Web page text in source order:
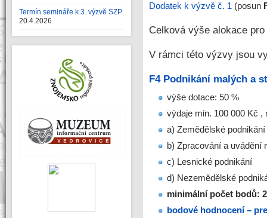
Termín semináře k 3. výzvě SZP
20.4.2026
Dodatek k výzvě č. 1 (posun
Celková výše alokace
V rámci této výzvy jsou
F4 Podnikání malých a
výše dotace: 50 %
výdaje min. 100 000 Kč ,
a) Zemědělské podnikání
b) Zpracování a uvádění
c) Lesnické podnikání
d) Nezemědělské
minimální počet bodů:
bodové hodnocení –